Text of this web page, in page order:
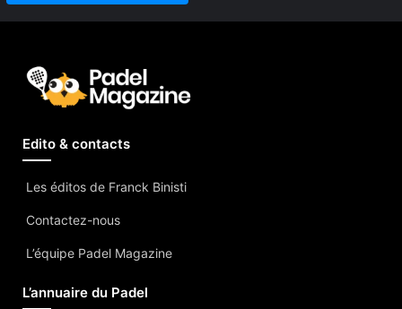
Edito & contacts
Les éditos de Franck Binisti
Contactez-nous
L’équipe Padel Magazine
L’annuaire du Padel